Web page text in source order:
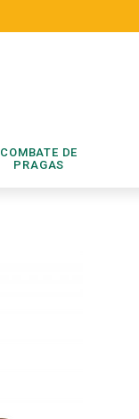
COMBATE DE
PRAGAS